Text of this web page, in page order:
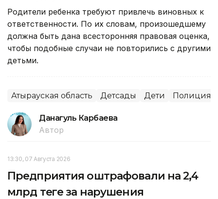
Родители ребенка требуют привлечь виновных к
ответственности. По их словам, произошедшему
должна быть дана всесторонняя правовая оценка,
чтобы подобные случаи не повторились с другими
детьми.
Атырауская область Детсады Дети Полиция
Данагуль Карбаева
Автор
13:30, 07 Августа 2026
Предприятия оштрафовали на 2,4
млрд теңге за нарушения